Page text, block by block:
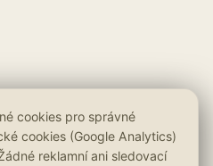
cookies pro správné
cookies (Google Analytics)
reklamní ani sledovací